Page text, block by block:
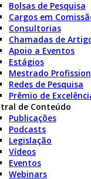
Bolsas de Pesquisa
Cargos em
Consultorias
Chamadas de
Apoio a Eventos
Estágios
Mestrado
Redes de Pesquisa
Prêmio de
de Conteúdo
Publicações
Podcasts
Legislação
Vídeos
Eventos
Webinars